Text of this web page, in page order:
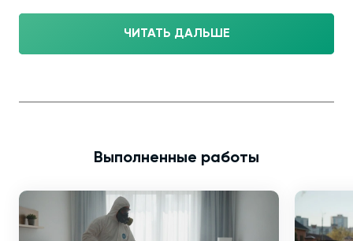
ЧИТАТЬ ДАЛЬШЕ
Выполненные работы